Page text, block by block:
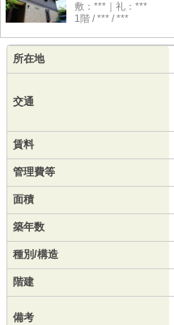
敷：***｜礼：***
1階 / *** / ***
所在地
交通
賃料
管理費等
面積
築年数
種別/構造
階建
備考